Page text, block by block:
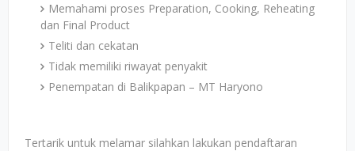
Memahami proses Preparation, Cooking, Reheating
dan Final Product
Teliti dan cekatan
Tidak memiliki riwayat penyakit
Penempatan di Balikpapan – MT Haryono
Tertarik untuk melamar silahkan lakukan pendaftaran